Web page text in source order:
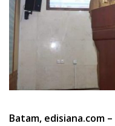
Batam, edisiana.com –